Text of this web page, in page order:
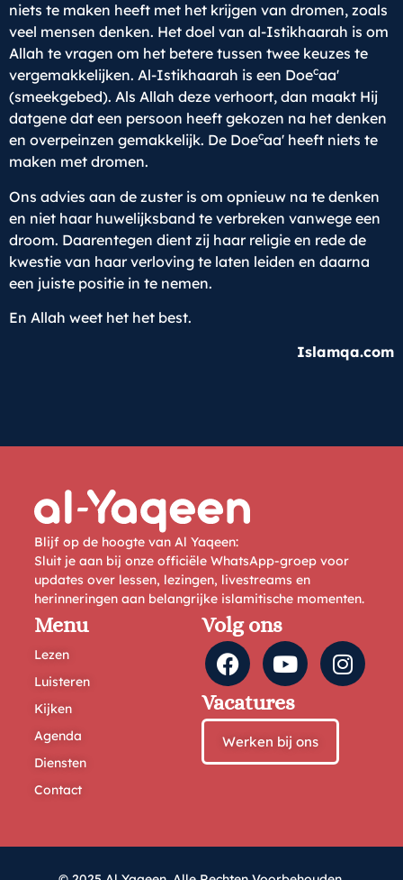
niets te maken heeft met het krijgen van dromen, zoals
veel mensen denken. Het doel van al-Istikhaarah is om
Allah te vragen om het betere tussen twee keuzes te
vergemakkelijken. Al-Istikhaarah is een Doecaa'
(smeekgebed). Als Allah deze verhoort, dan maakt Hij
datgene dat een persoon heeft gekozen na het denken
en overpeinzen gemakkelijk. De Doecaa' heeft niets te
maken met dromen.
Ons advies aan de zuster is om opnieuw na te denken
en niet haar huwelijksband te verbreken vanwege een
droom. Daarentegen dient zij haar religie en rede de
kwestie van haar verloving te laten leiden en daarna
een juiste positie in te nemen.
En Allah weet het het best.
Islamqa.com
Blijf op de hoogte van Al Yaqeen:
Sluit je aan bij onze officiële WhatsApp-groep voor
updates over lessen, lezingen, livestreams en
herinneringen aan belangrijke islamitische momenten.
Menu
Lezen
Luisteren
Kijken
Agenda
Diensten
Contact
Volg ons
Vacatures
Werken bij ons